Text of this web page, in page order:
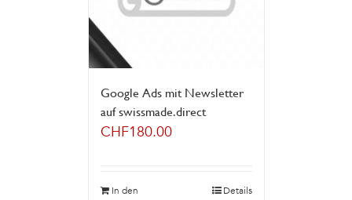
Google Ads mit Newsletter
auf swissmade.direct
CHF180.00
In den
Details